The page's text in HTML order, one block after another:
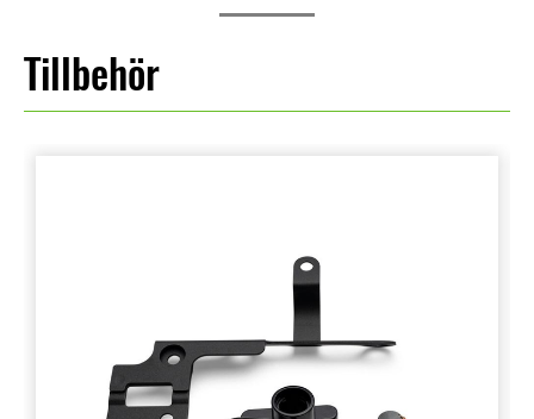
Tillbehör